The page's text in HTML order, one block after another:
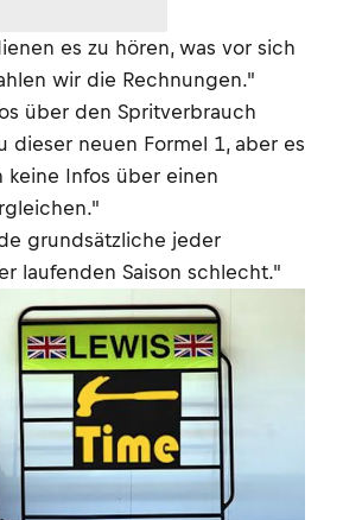
es zu hören, was vor sich
wir die Rechnungen."
über den Spritverbrauch
dieser neuen Formel 1, aber es
Infos über einen
grundsätzliche jeder
laufenden Saison schlecht."